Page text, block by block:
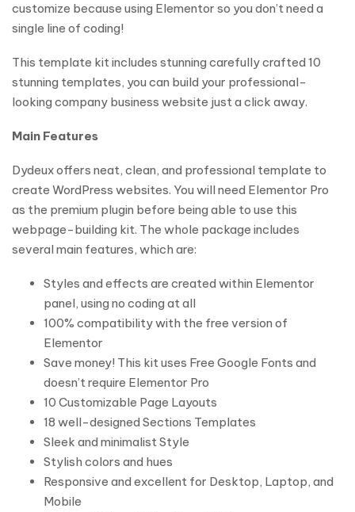
customize because using Elementor so you don’t need a
single line of coding!
This template kit includes stunning carefully crafted 10
stunning templates, you can build your professional-
looking company business website just a click away.
Main Features
Dydeux offers neat, clean, and professional template to
create WordPress websites. You will need Elementor Pro
as the premium plugin before being able to use this
webpage-building kit. The whole package includes
several main features, which are:
Styles and effects are created within Elementor
panel, using no coding at all
100% compatibility with the free version of
Elementor
Save money! This kit uses Free Google Fonts and
doesn’t require Elementor Pro
10 Customizable Page Layouts
18 well-designed Sections Templates
Sleek and minimalist Style
Stylish colors and hues
Responsive and excellent for Desktop, Laptop, and
Mobile